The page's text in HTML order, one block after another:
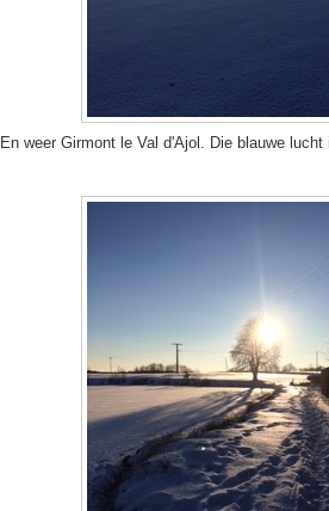
En weer Girmont le Val d'Ajol. Die blauwe